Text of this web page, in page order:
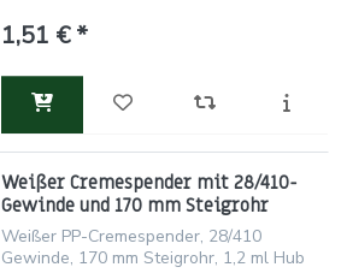
1,51 € *
Weißer Cremespender mit 28/410-
Gewinde und 170 mm Steigrohr
Weißer PP-Cremespender, 28/410
Gewinde, 170 mm Steigrohr, 1,2 ml Hub